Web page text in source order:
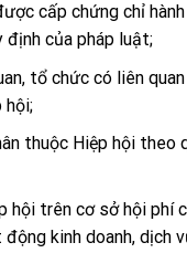
cấp chứng chỉ
định của pháp luật;
tổ chức có liên
hội;
thuộc Hiệp hội theo
hội trên cơ sở hội phí
kinh doanh, dịch